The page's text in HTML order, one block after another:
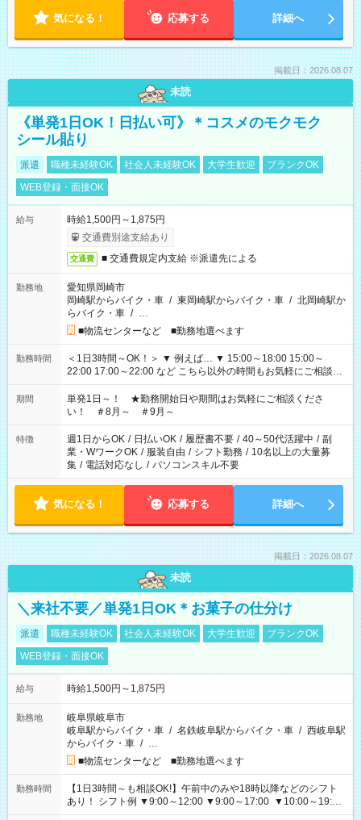
気になる！ 応募する 詳細へ
掲載日：2026.08.07
未読
《単発1日OK！日払い可》＊コスメのモクモク
シール貼り
派遣 職種未経験OK 社会人未経験OK 大学生歓迎
ブランクOK
WEB登録・面接OK
給与
時給1,500円～1,875円
交通費別途支給あり
交通費 ■ 交通費規定内支給 ※派遣先による
勤務地
愛知県岡崎市
岡崎駅からバイク・車 / 東岡崎駅からバイク・車 / 北岡崎駅か
らバイク・車 / …
■物流センターなど ■勤務地選べます
勤務時間
＜1日3時間～OK！＞ ▼ 例えば… ▼ 15:00～18:00 15:00～
22:00 17:00～22:00 など こちら以外の時間もお気軽にご相談く
ださい！
期間
単発1日～！ ★勤務開始日や期間はお気軽にご相談くださ
い！ ＃8月～ ＃9月～
特徴 週1日からOK / 日払いOK / 履歴書不要 / 40～50代活躍中 / 副
業・WワークOK / 服装自由 / シフト勤務 / 10名以上の大量募
集 / 電話対応なし / パソコンスキル不要
気になる！ 応募する 詳細へ
掲載日：2026.08.07
未読
＼来社不要／単発1日OK＊お菓子の仕分け
派遣 職種未経験OK 社会人未経験OK 大学生歓迎
ブランクOK
WEB登録・面接OK
給与 時給1,500円～1,875円
勤務地
岐阜県岐阜市
岐阜駅からバイク・車 / 名鉄岐阜駅からバイク・車 / 西岐阜駅
からバイク・車 / …
■物流センターなど ■勤務地選べます
勤務時間
【1日3時間～も相談OK!】午前中のみや18時以降などのシフト
あり！ シフト例 ▼9:00～12:00 ▼9:00～17:00 ▼10:00～19:00
▼18:00～21:00